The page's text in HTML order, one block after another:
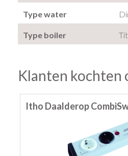
Type water
Type boiler
Klanten kochten
Itho Daalderop